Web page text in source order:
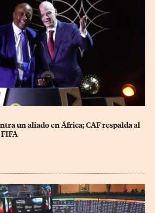
un aliado en África; CAF respalda al